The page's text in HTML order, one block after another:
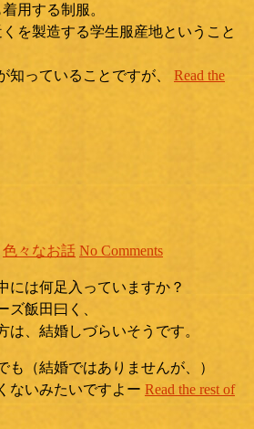
用する制服。
を製造する学生服産地ということ
知っていることですが、 Read the
色々なお話 No Comments
には何足入っていますか？
ズ飯田曰く、
は、結婚しづらいそうです。
も（結婚ではありませんが、）
ないみたいですよー Read the rest of